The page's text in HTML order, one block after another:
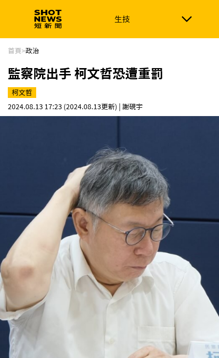
生技
生技 政治
新南向 體育
首頁>政治
監察院出手 柯文哲恐遭重罰
柯文哲
2024.08.13 17:23 (2024.08.13更新) | 謝硯宇